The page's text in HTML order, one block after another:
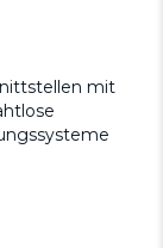
mit